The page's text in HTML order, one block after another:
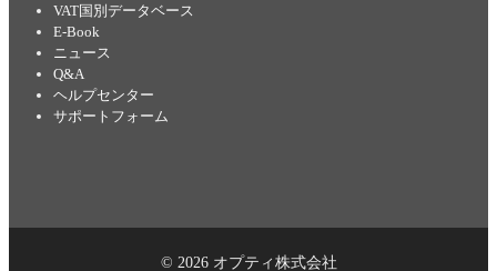
VAT国別データベース
E-Book
ニュース
Q&A
ヘルプセンター
サポートフォーム
© 2026 オプティ株式会社